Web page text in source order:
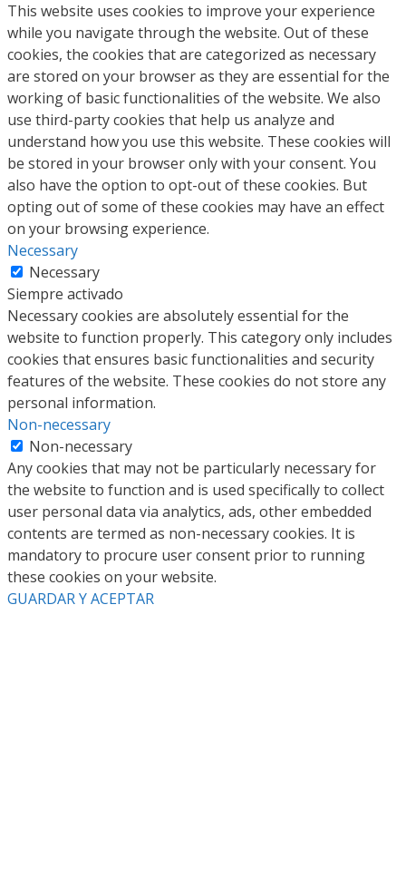
This website uses cookies to improve your experience
while you navigate through the website. Out of these
cookies, the cookies that are categorized as necessary
are stored on your browser as they are essential for the
working of basic functionalities of the website. We also
use third-party cookies that help us analyze and
understand how you use this website. These cookies will
be stored in your browser only with your consent. You
also have the option to opt-out of these cookies. But
opting out of some of these cookies may have an effect
on your browsing experience.
Necessary
Necessary
Siempre activado
Necessary cookies are absolutely essential for the
website to function properly. This category only includes
cookies that ensures basic functionalities and security
features of the website. These cookies do not store any
personal information.
Non-necessary
Non-necessary
Any cookies that may not be particularly necessary for
the website to function and is used specifically to collect
user personal data via analytics, ads, other embedded
contents are termed as non-necessary cookies. It is
mandatory to procure user consent prior to running
these cookies on your website.
GUARDAR Y ACEPTAR